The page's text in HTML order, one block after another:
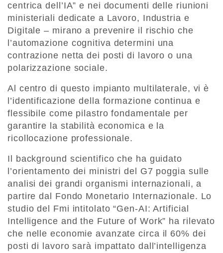
centrica dell’IA” e nei documenti delle riunioni
ministeriali dedicate a Lavoro, Industria e
Digitale – mirano a prevenire il rischio che
l’automazione cognitiva determini una
contrazione netta dei posti di lavoro o una
polarizzazione sociale.
Al centro di questo impianto multilaterale, vi è
l’identificazione della formazione continua e
flessibile come pilastro fondamentale per
garantire la stabilità economica e la
ricollocazione professionale.
Il background scientifico che ha guidato
l’orientamento dei ministri del G7 poggia sulle
analisi dei grandi organismi internazionali, a
partire dal Fondo Monetario Internazionale. Lo
studio del Fmi intitolato “Gen-AI: Artificial
Intelligence and the Future of Work” ha rilevato
che nelle economie avanzate circa il 60% dei
posti di lavoro sarà impattato dall’intelligenza